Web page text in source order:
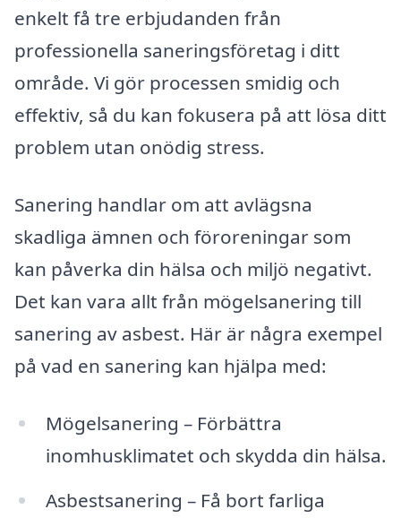
enkelt få tre erbjudanden från
professionella saneringsföretag i ditt
område. Vi gör processen smidig och
effektiv, så du kan fokusera på att lösa ditt
problem utan onödig stress.
Sanering handlar om att avlägsna
skadliga ämnen och föroreningar som
kan påverka din hälsa och miljö negativt.
Det kan vara allt från mögelsanering till
sanering av asbest. Här är några exempel
på vad en sanering kan hjälpa med:
Mögelsanering – Förbättra
inomhusklimatet och skydda din hälsa.
Asbestsanering – Få bort farliga